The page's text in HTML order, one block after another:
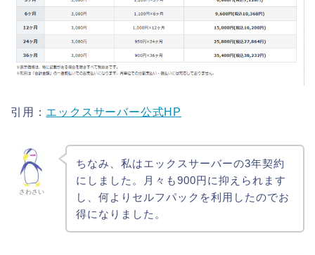
引用： エックスサーバー公式HP
さわさい
ちなみ、私はエックスサーバーの3年契約
にしました。月々も900円に抑えられます
し、何よりセルフパックを利用したのでお
得になりました。